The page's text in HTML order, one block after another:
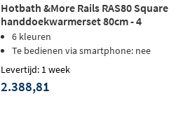
Hotbath &More Rails RAS80 Square
handdoekwarmerset 80cm - 4
stangen - tuscan bronze
6 kleuren
Te bedienen via smartphone: nee
Levertijd: 1 week
2.388,81